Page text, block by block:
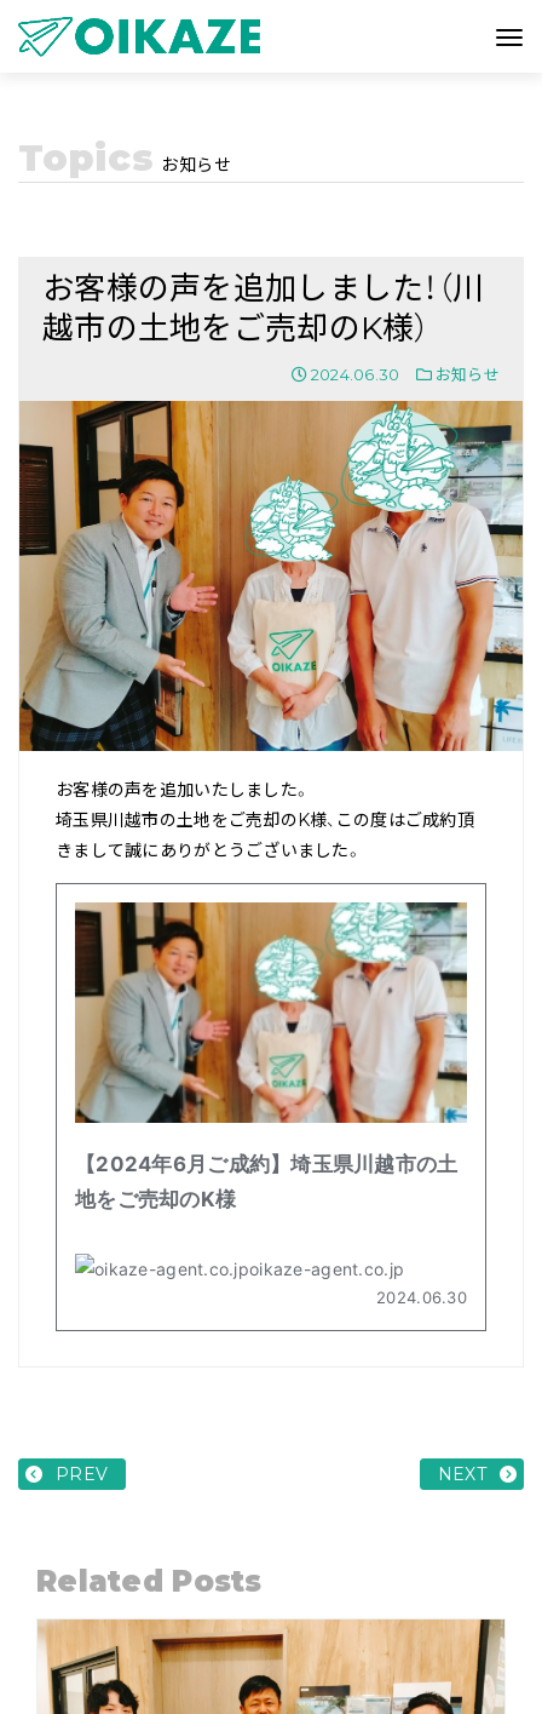
Topics お知らせ
お客様の声を追加しました！（川
越市の土地をご売却のK様）
2024.06.30 お知らせ
お客様の声を追加いたしました。
埼玉県川越市の土地をご売却のK様、この度はご成約頂
きまして誠にありがとうございました。
PREV NEXT
Related Posts